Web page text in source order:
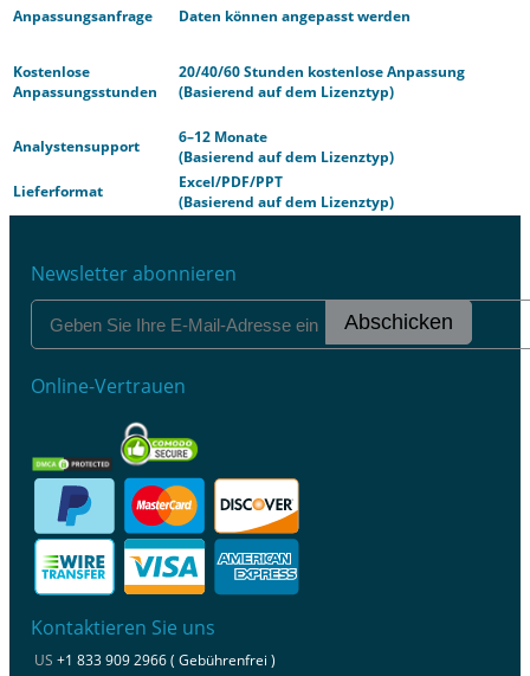
Anpassungsanfrage Daten können angepasst werden
Kostenlose
Anpassungsstunden
20/40/60 Stunden kostenlose Anpassung
(Basierend auf dem Lizenztyp)
Analystensupport
6–12 Monate
(Basierend auf dem Lizenztyp)
Lieferformat
Excel/PDF/PPT
(Basierend auf dem Lizenztyp)
Newsletter abonnieren
Abschicken
Online-Vertrauen
Kontaktieren Sie uns
US +1 833 909 2966 ( Gebührenfrei )